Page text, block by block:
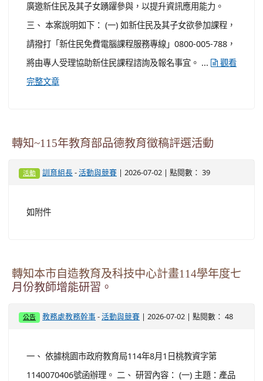
廣邀新住民及其子女踴躍參與，以提升資訊應用能力。
三、 本案說明如下： (一) 如新住民及其子女欲參加課程，
請撥打「新住民免費電腦課程服務專線」0800-005-788，
將由專人受理協助新住民課程諮詢及報名事宜。 ...
觀看
完整文章
轉知~115年教育部品德教育徵稿評選活動
活動 訓育組長 -活動與競賽 | 2026-07-02 | 點閱數： 39
如附件
轉知本市自造教育及科技中心計畫114學年度七
月份教師增能研習。
公告 教務處教務幹事 -活動與競賽 | 2026-07-02 | 點閱數： 48
一、 依據桃園市政府教育局114年8月1日桃教資字第
1140070406號函辦理。 二、 研習內容： (一) 主題：產品